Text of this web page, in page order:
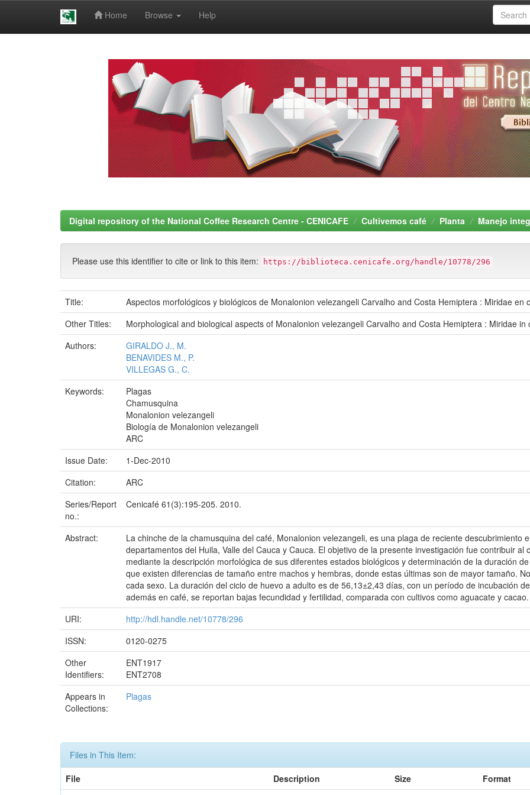
Home Browse Help
Digital repository of the National Coffee Research Centre - CENICAFE Cultivemos café Planta Manejo
Please use this identifier to cite or link to this item: https://biblioteca.cenicafe.org/handle/10778/296
Title:
Aspectos morfológicos y biológicos de Monalonion velezangeli Carvalho and Costa Hemiptera : Miridae en
Other Titles:
Morphological and biological aspects of Monalonion velezangeli Carvalho and Costa Hemiptera : Miridae in
Authors:
GIRALDO J., M.
BENAVIDES M., P.
VILLEGAS G., C.
Keywords:
Plagas
Chamusquina
Monalonion velezangeli
Biología de Monalonion velezangeli
ARC
Issue Date:
1-Dec-2010
Citation:
ARC
Series/Report
no.:
Cenicafé 61(3):195-205. 2010.
Abstract:
La chinche de la chamusquina del café, Monalonion velezangeli, es una plaga de reciente descubrimiento
departamentos del Huila, Valle del Cauca y Cauca. El objetivo de la presente investigación fue contribuir
mediante la descripción morfológica de sus diferentes estados biológicos y determinación de la duración
que existen diferencias de tamaño entre machos y hembras, donde estas últimas son de mayor tamaño.
cada sexo. La duración del ciclo de huevo a adulto es de 56,13±2,43 días, con un período de incubación
además en café, se reportan bajas fecundidad y fertilidad, comparada con cultivos como aguacate y cacao.
URI:
http://hdl.handle.net/10778/296
ISSN:
0120-0275
Other
Identifiers:
ENT1917
ENT2708
Appears in
Collections:
Plagas
Files in This Item:
File
Description Size
Format